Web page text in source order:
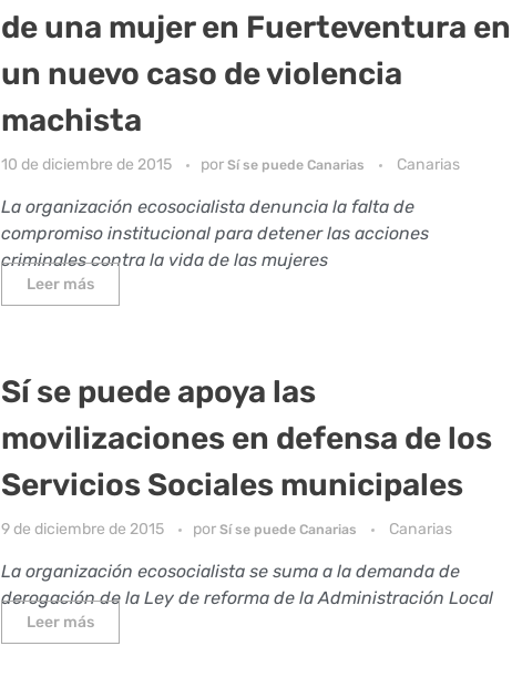
de una mujer en Fuerteventura en
un nuevo caso de violencia
machista
10 de diciembre de 2015 por Sí se puede Canarias Canarias
La organización ecosocialista denuncia la falta de
compromiso institucional para detener las acciones
criminales contra la vida de las mujeres
Leer más
Sí se puede apoya las
movilizaciones en defensa de los
Servicios Sociales municipales
9 de diciembre de 2015 por Sí se puede Canarias Canarias
La organización ecosocialista se suma a la demanda de
derogación de la Ley de reforma de la Administración Local
Leer más